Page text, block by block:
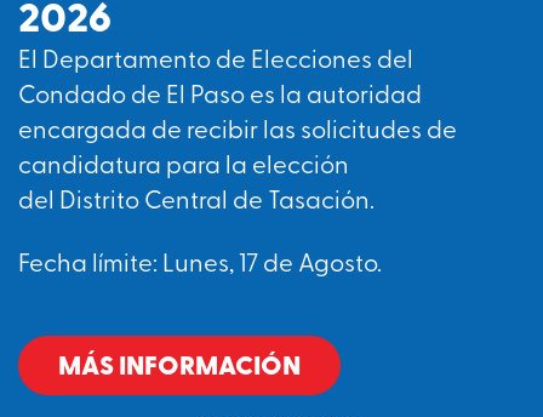
2026
El Departamento de Elecciones del
Condado de El Paso es la autoridad
encargada de recibir las solicitudes de
candidatura para la elección
del Distrito Central de Tasación.
Fecha límite: Lunes, 17 de Agosto.
MÁS INFORMACIÓN